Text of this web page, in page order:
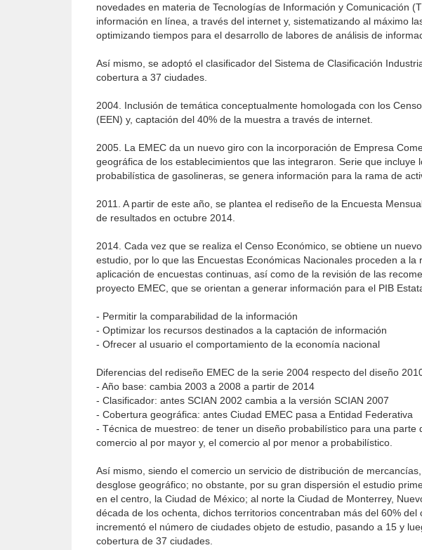
novedades en materia de Tecnologías de Información y Comunicación
información en línea, a través del internet y, sistematizando al máximo
optimizando tiempos para el desarrollo de labores de análisis de
Así mismo, se adoptó el clasificador del Sistema de Clasificación
cobertura a 37 ciudades.
2004. Inclusión de temática conceptualmente homologada con los
(EEN) y, captación del 40% de la muestra a través de internet.
2005. La EMEC da un nuevo giro con la incorporación de Empresa
geográfica de los establecimientos que las integraron. Serie que
probabilística de gasolineras, se genera información para la rama de
2011. A partir de este año, se plantea el rediseño de la Encuesta
de resultados en octubre 2014.
2014. Cada vez que se realiza el Censo Económico, se obtiene un
estudio, por lo que las Encuestas Económicas Nacionales proceden a
aplicación de encuestas continuas, así como de la revisión de las
proyecto EMEC, que se orientan a generar información para el PIB
- Permitir la comparabilidad de la información
- Optimizar los recursos destinados a la captación de información
- Ofrecer al usuario el comportamiento de la economía nacional
Diferencias del rediseño EMEC de la serie 2004 respecto del diseño
- Año base: cambia 2003 a 2008 a partir de 2014
- Clasificador: antes SCIAN 2002 cambia a la versión SCIAN 2007
- Cobertura geográfica: antes Ciudad EMEC pasa a Entidad Federativa
- Técnica de muestreo: de tener un diseño probabilístico para una
comercio al por mayor y, el comercio al por menor a probabilístico.
Así mismo, siendo el comercio un servicio de distribución de
desglose geográfico; no obstante, por su gran dispersión el estudio
en el centro, la Ciudad de México; al norte la Ciudad de Monterrey,
década de los ochenta, dichos territorios concentraban más del 60%
incrementó el número de ciudades objeto de estudio, pasando a 15 y
cobertura de 37 ciudades.